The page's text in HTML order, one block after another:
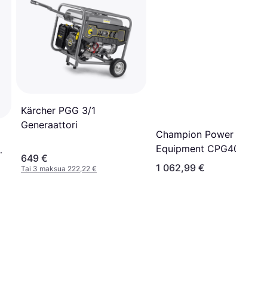
Kärcher PGG 3/1
Generaattori
649 €
Tai 3 maksua 222,22 €
Champion Power
Equipment
EU-SC
1 062,99 €